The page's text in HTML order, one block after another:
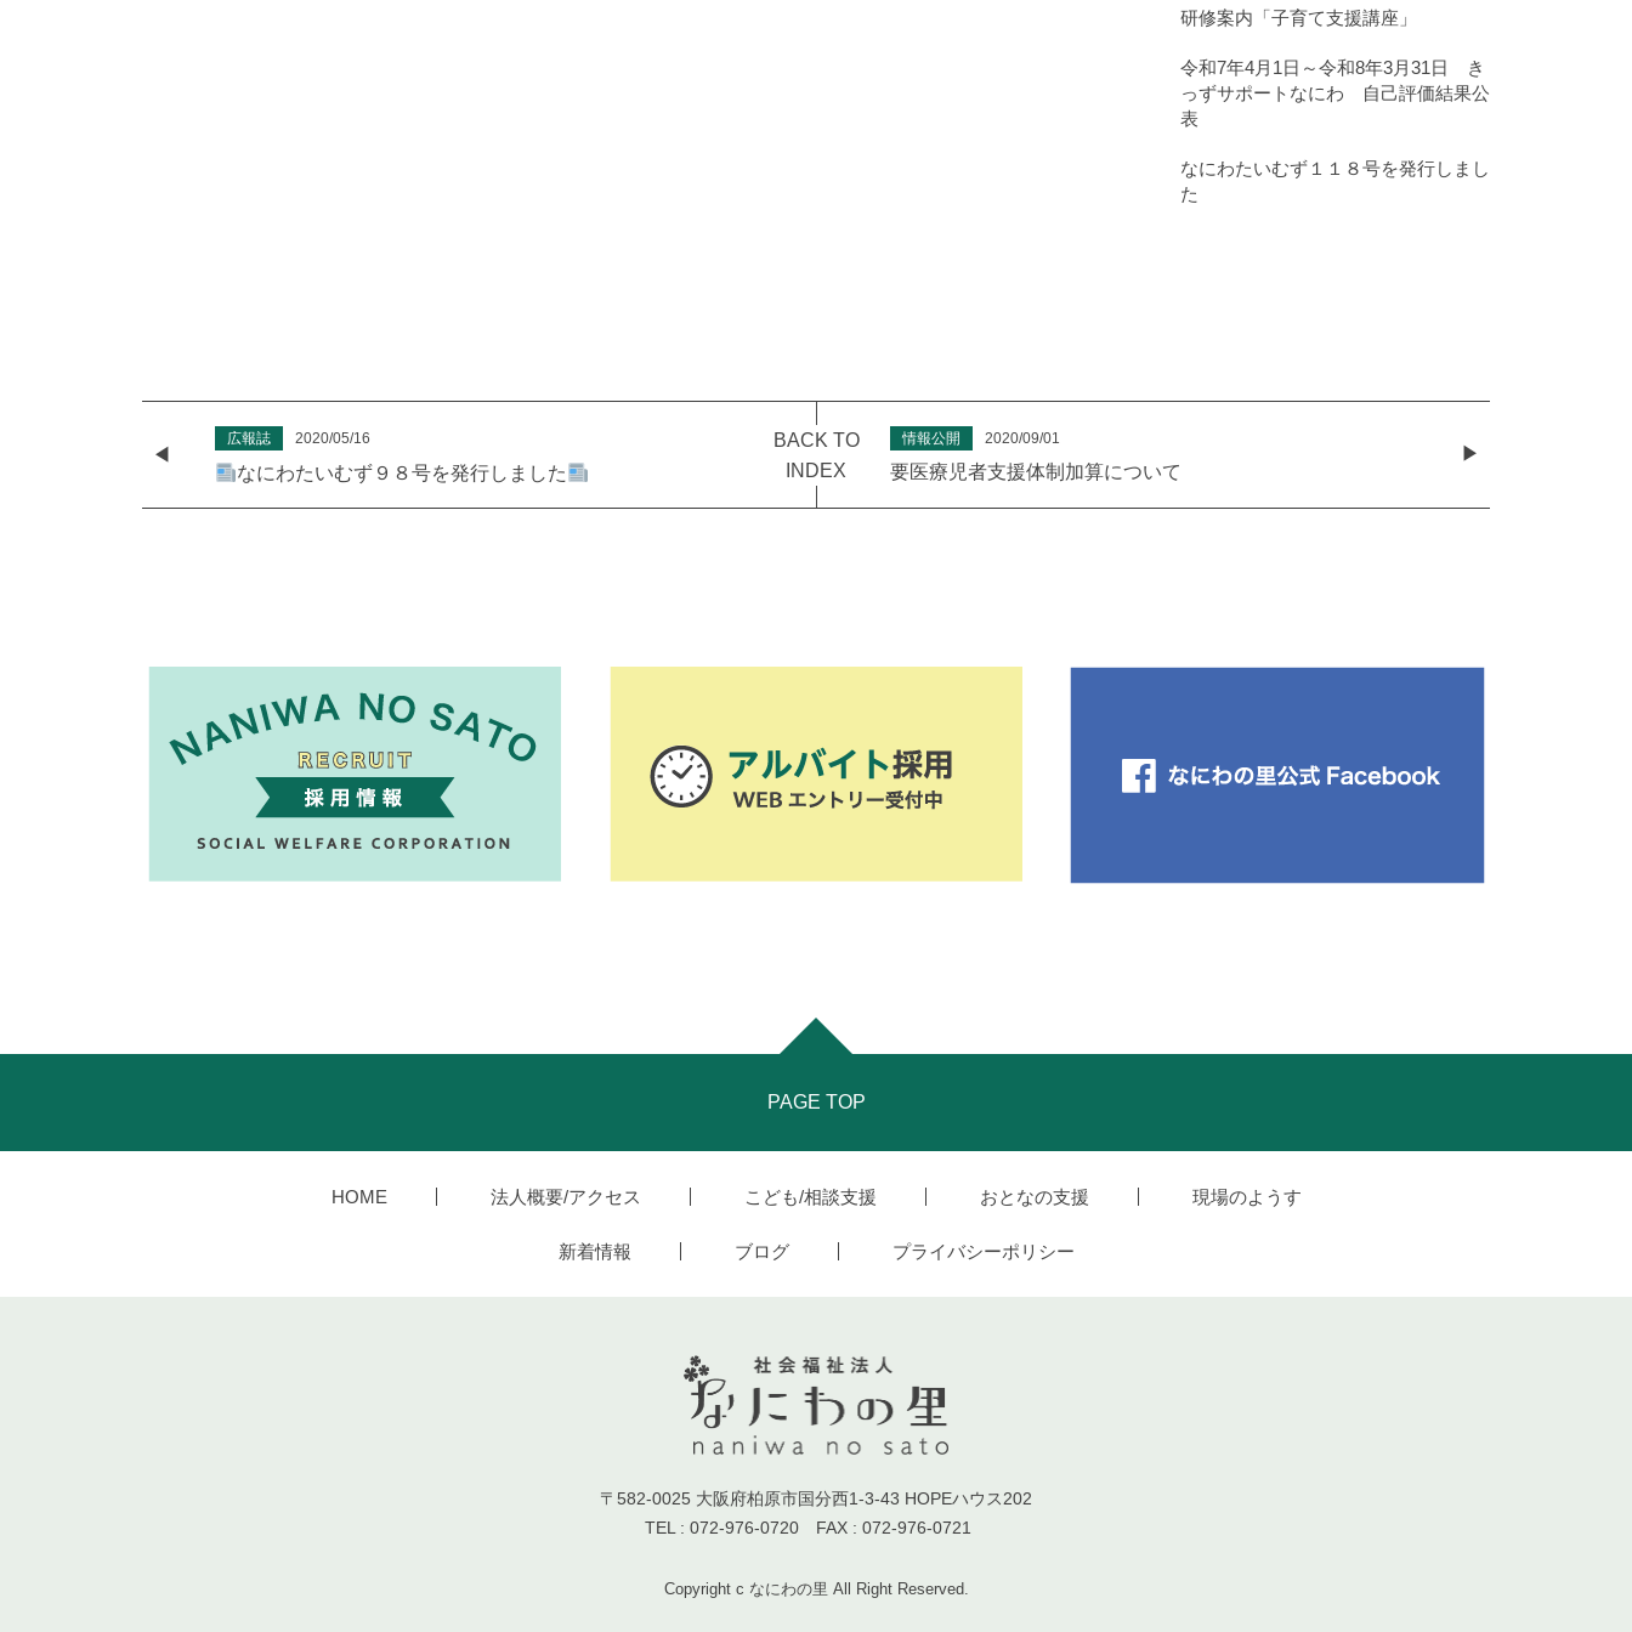
研修案内「子育て支援講座」
令和7年4月1日～令和8年3月31日 き
っずサポートなにわ 自己評価結果公
表
なにわたいむず１１８号を発行しまし
た
広報誌 2020/05/16
なにわたいむず９８号を発行しました
BACK TO
INDEX
情報公開 2020/09/01
要医療児者支援体制加算について
PAGE TOP
HOME 法人概要/アクセス こども/相談支援 おとなの支援 現場のようす
新着情報 ブログ プライバシーポリシー
〒582-0025 大阪府柏原市国分西1-3-43 HOPEハウス202
TEL : 072-976-0720 FAX : 072-976-0721
Copyright c なにわの里 All Right Reserved.